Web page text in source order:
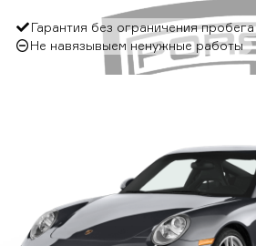
Гарантия без ограничения пробега
Не навязывыем ненужные работы